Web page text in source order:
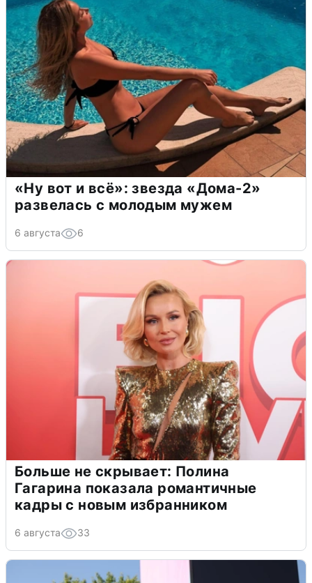
«Ну вот и всё»: звезда «Дома-2»
развелась с молодым мужем
6 августа 6
Больше не скрывает: Полина
Гагарина показала романтичные
кадры с новым избранником
6 августа 33